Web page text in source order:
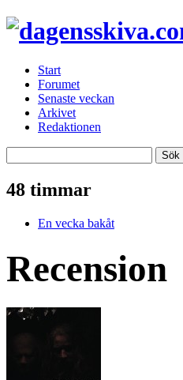
Start
Forumet
Senaste veckan
Arkivet
Redaktionen
48 timmar
En vecka bakåt
Recension